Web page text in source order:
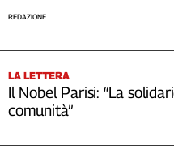
REDAZIONE
LA LETTERA
Il Nobel Parisi: “La
comunità”